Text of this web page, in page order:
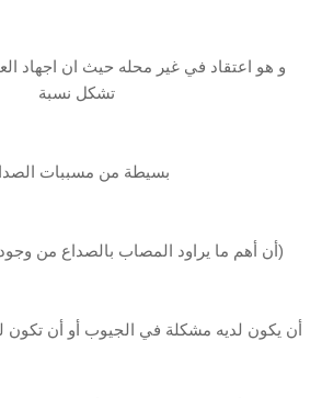
و هو ‏اعتقاد في غير محله حيث ان اجهاد
تشكل نسبة
بسيطة من مسببات
(أن أهم ما يراود المصاب بالصداع من
أن يكون لديه مشكلة ‏في الجيوب أو أن تكون